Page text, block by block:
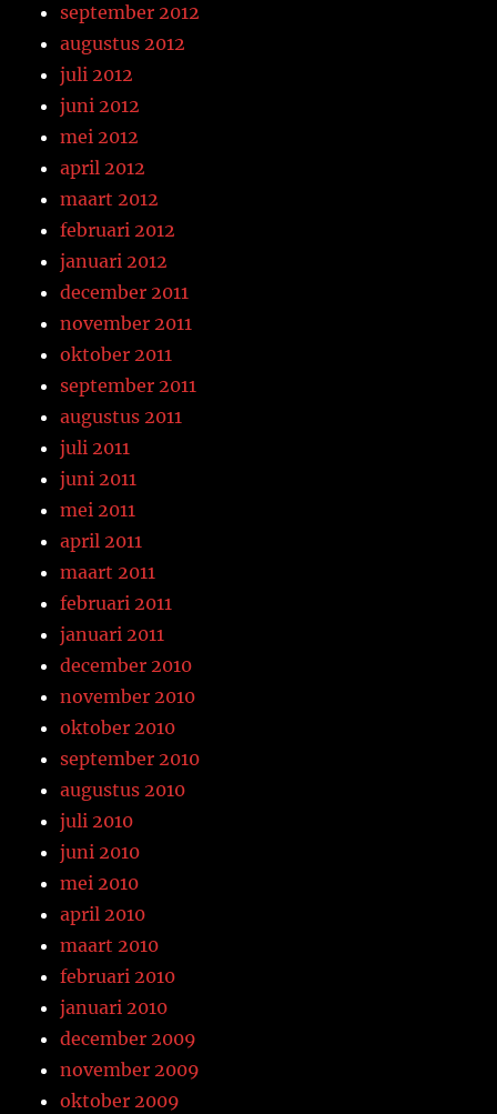
september 2012
augustus 2012
juli 2012
juni 2012
mei 2012
april 2012
maart 2012
februari 2012
januari 2012
december 2011
november 2011
oktober 2011
september 2011
augustus 2011
juli 2011
juni 2011
mei 2011
april 2011
maart 2011
februari 2011
januari 2011
december 2010
november 2010
oktober 2010
september 2010
augustus 2010
juli 2010
juni 2010
mei 2010
april 2010
maart 2010
februari 2010
januari 2010
december 2009
november 2009
oktober 2009